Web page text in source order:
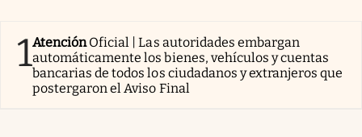
1AtenciónOficial | Las autoridades embargan
automáticamente los bienes, vehículos y cuentas
bancarias de todos los ciudadanos y extranjeros que
postergaron el Aviso Final